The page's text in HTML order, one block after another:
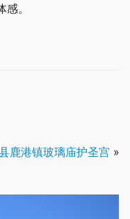
。
鹿港镇玻璃庙护圣宫 »